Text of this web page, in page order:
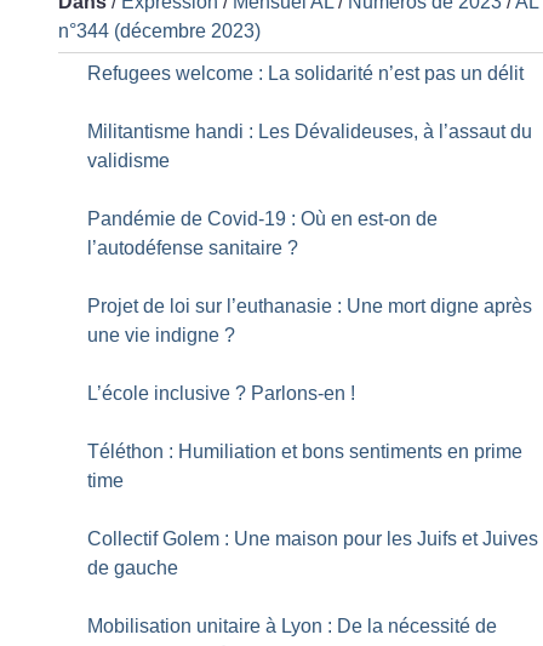
n°344 (décembre 2023)
Refugees welcome : La solidarité n’est pas un délit
Militantisme handi : Les Dévalideuses, à l’assaut du
validisme
Pandémie de Covid-19 : Où en est-on de
l’autodéfense sanitaire ?
Projet de loi sur l’euthanasie : Une mort digne après
une vie indigne ?
L’école inclusive ? Parlons-en !
Téléthon : Humiliation et bons sentiments en prime
time
Collectif Golem : Une maison pour les Juifs et Juives
de gauche
Mobilisation unitaire à Lyon : De la nécessité de